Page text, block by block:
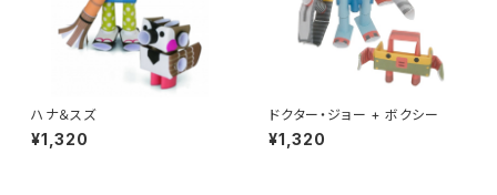
ハナ＆スズ
¥1,320
ドクター・ジョー + ボクシー
¥1,320